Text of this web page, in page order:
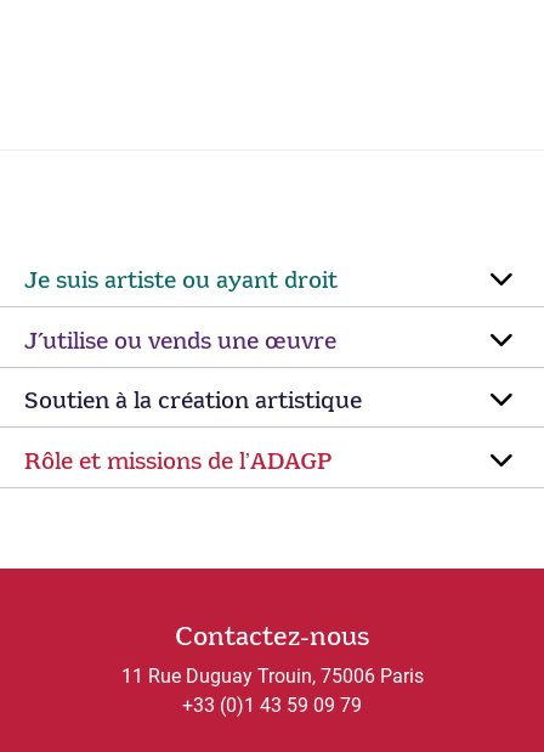
Je suis artiste ou ayant droit
J’utilise ou vends une œuvre
Soutien à la création artistique
Rôle et missions de lʼADAGP
Contactez-nous
11 Rue Duguay Trouin, 75006 Paris
+33 (0)1 43 59 09 79